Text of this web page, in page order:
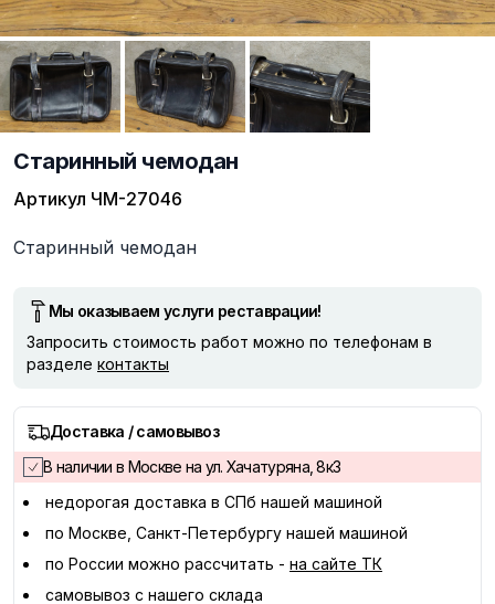
Старинный чемодан
Артикул ЧМ-27046
Описание
Старинный чемодан
Мы оказываем услуги реставрации!
Запросить стоимость работ можно по телефонам в
разделе контакты
Доставка / самовывоз
В наличии в Москве на ул. Хачатуряна, 8к3
недорогая доставка в СПб нашей машиной
по Москве, Санкт-Петербургу нашей машиной
по России можно рассчитать - на сайте ТК
самовывоз с нашего склада